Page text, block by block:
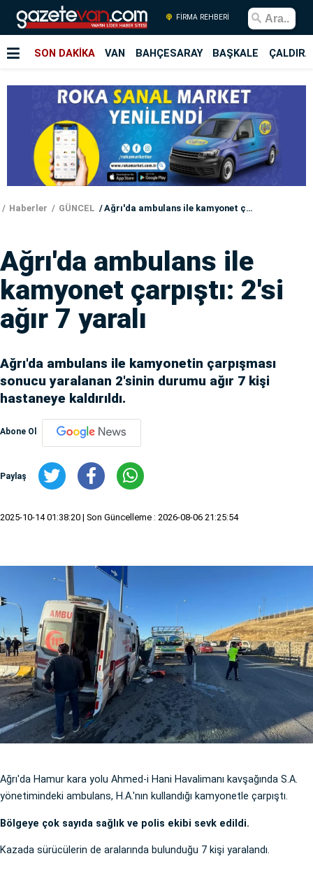
FİRMA REHBERİ
SON DAKİKA VAN BAHÇESARAY BAŞKALE
Haberler GÜNCEL Ağrı'da ambulans ile kamyonet çarpıştı: 2'si ağır 7 yaralı
Ağrı'da ambulans ile
kamyonet çarpıştı: 2'si
ağır 7 yaralı
Ağrı'da ambulans ile kamyonetin çarpışması
sonucu yaralanan 2'sinin durumu ağır 7 kişi
hastaneye kaldırıldı.
Abone Ol
Paylaş
2025-10-14 01:38:20 | Son Güncelleme : 2026-08-06 21:25:54
Ağrı'da Hamur kara yolu Ahmed-i Hani Havalimanı kavşağında S.A.
yönetimindeki ambulans, H.A.'nın kullandığı kamyonetle çarpıştı.
Bölgeye çok sayıda sağlık ve polis ekibi sevk edildi.
Kazada sürücülerin de aralarında bulunduğu 7 kişi yaralandı.